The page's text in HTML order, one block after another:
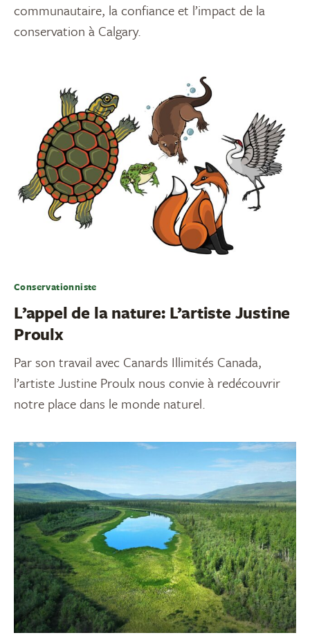
communautaire, la confiance et l’impact de la
conservation à Calgary.
Conservationniste
L’appel de la nature: L’artiste Justine
Proulx
Par son travail avec Canards Illimités Canada,
l’artiste Justine Proulx nous convie à redécouvrir
notre place dans le monde naturel.